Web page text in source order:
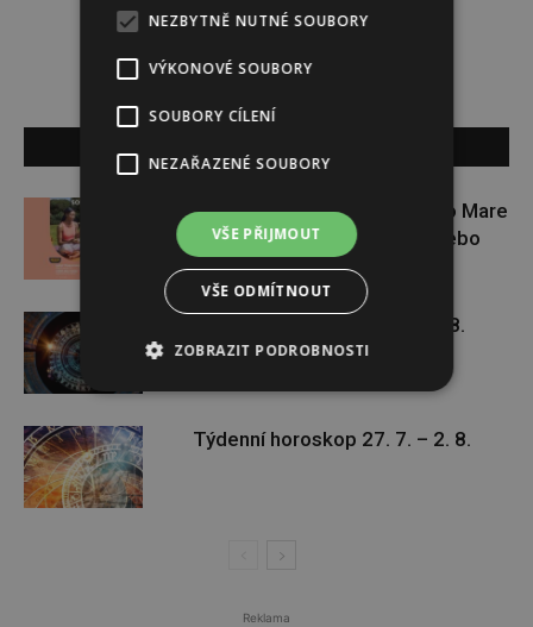
neobyčejných lidí.
SOUVISEJÍCÍ ČLÁNKY
Zapojte se do letní soutěže s Rio Mare
a vyhrajte iWatch Series 11 nebo
jógamatku
Týdenní horoskop 3. 8. – 9. 8.
Týdenní horoskop 27. 7. – 2. 8.
Reklama
NEZBYTNĚ NUTNÉ SOUBORY
VÝKONOVÉ SOUBORY
SOUBORY CÍLENÍ
NEZAŘAZENÉ SOUBORY
VŠE PŘIJMOUT
VŠE ODMÍTNOUT
ZOBRAZIT PODROBNOSTI